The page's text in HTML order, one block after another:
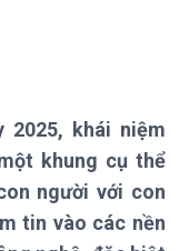
mục
Thời sự
2025, khái niệm
khung cụ thể
người với con
tin vào các nền